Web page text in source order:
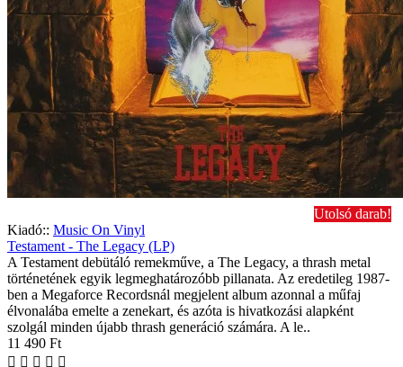
Utolsó darab!
Kiadó:: Music On Vinyl
Testament - The Legacy (LP)
A Testament debütáló remekműve, a The Legacy, a thrash metal
történetének egyik legmeghatározóbb pillanata. Az eredetileg 1987-
ben a Megaforce Recordsnál megjelent album azonnal a műfaj
élvonalába emelte a zenekart, és azóta is hivatkozási alapként
szolgál minden újabb thrash generáció számára. A le..
11 490 Ft